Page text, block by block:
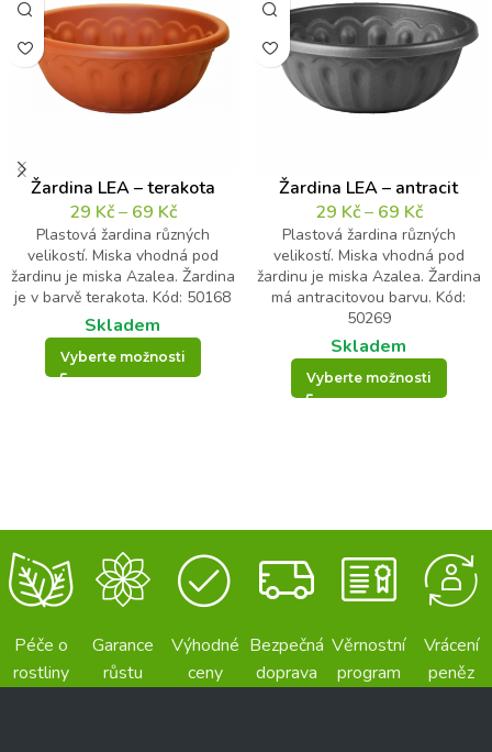
Žardina LEA – terakota
29 Kč– 69 Kč
Plastová žardina různých
velikostí. Miska vhodná pod
žardinu je miska Azalea. Žardina
je v barvě terakota. Kód: 50168
Skladem
Vyberte možnosti
Žardina LEA – antracit
29 Kč– 69 Kč
Plastová žardina různých
velikostí. Miska vhodná pod
žardinu je miska Azalea. Žardina
má antracitovou barvu. Kód:
50269
Skladem
Vyberte možnosti
Péče o
rostliny
Garance
růstu
Výhodné
ceny
Bezpečná
doprava
Věrnostní
program
Vrácení
peněz